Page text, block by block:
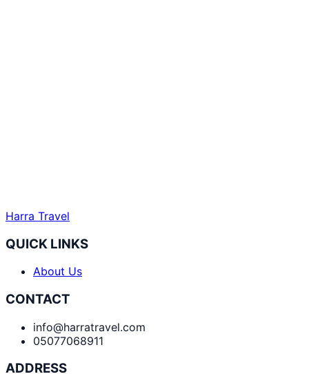
Harra Travel
QUICK LINKS
About Us
CONTACT
info@harratravel.com
05077068911
ADDRESS